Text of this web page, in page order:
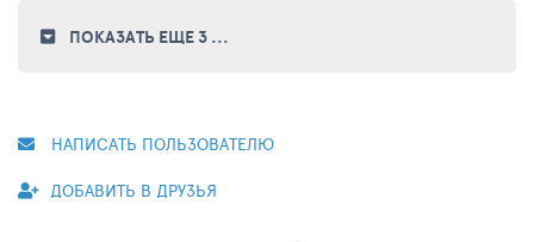
ПОКАЗАТЬ ЕЩЕ 3 ...
НАПИСАТЬ ПОЛЬЗОВАТЕЛЮ
ДОБАВИТЬ В ДРУЗЬЯ